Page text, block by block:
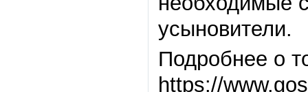
усыновители.
Подробнее о
https://